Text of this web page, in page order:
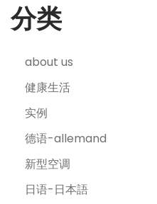
分类
about us
健康生活
实例
德语-allemand
新型空调
日语-日本語